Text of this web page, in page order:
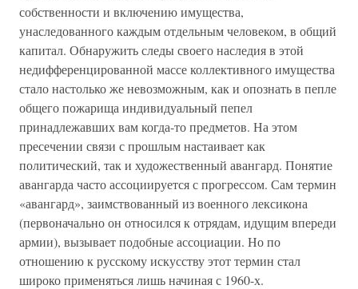
собственности и включению имущества,
унаследованного каждым отдельным человеком, в общий
капитал. Обнаружить следы своего наследия в этой
недифференцированной массе коллективного имущества
стало настолько же невозможным, как и опознать в пепле
общего пожарища индивидуальный пепел
принадлежавших вам когда-то предметов. На этом
пресечении связи с прошлым настаивает как
политический, так и художественный авангард. Понятие
авангарда часто ассоциируется с прогрессом. Сам термин
«авангард», заимствованный из военного лексикона
(первоначально он относился к отрядам, идущим впереди
армии), вызывает подобные ассоциации. Но по
отношению к русскому искусству этот термин стал
широко применяться лишь начиная с 1960-х.